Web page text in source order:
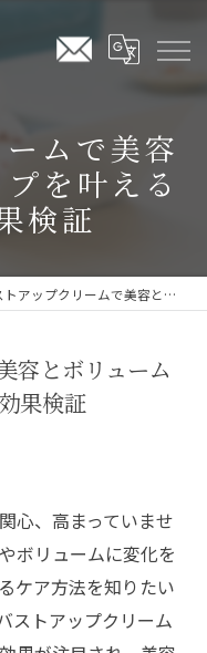
ムで美容
を叶える
検証
プクリームで美容とボリュームアップを叶える使い方と効果検証
容とボリューム
果検証
心、高まっていませ
ボリュームに変化を
ケア方法を知りたい
ストアップクリーム